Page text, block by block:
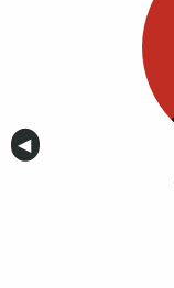
Anterior
◀︎